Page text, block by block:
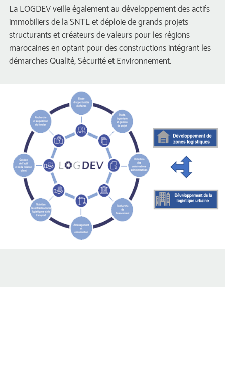
La LOGDEV veille également au développement des actifs
immobiliers de la SNTL et déploie de grands projets
tructurants et créateurs de valeurs pour les régions
marocaines en optant pour des constructions intégrant les
démarches Qualité, Sécurité et Environnement.